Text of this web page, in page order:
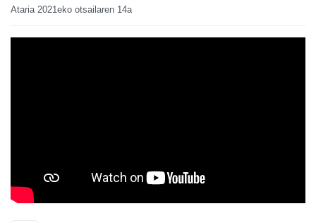
Ataria 2021eko otsailaren 14a